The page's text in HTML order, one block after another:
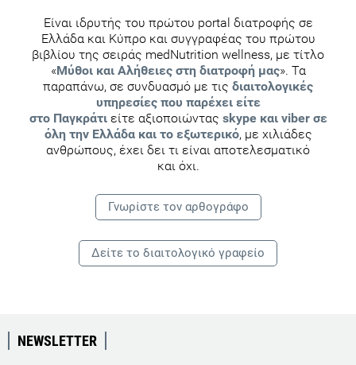
Είναι ιδρυτής του πρώτου portal διατροφής σε
Ελλάδα και Κύπρο και συγγραφέας του πρώτου
βιβλίου της σειράς medNutrition wellness, με τίτλο
«Μύθοι και Αλήθειες στη διατροφή μας». Τα
παραπάνω, σε συνδυασμό με τις διαιτολογικές
υπηρεσίες που παρέχει είτε
στο Παγκράτι είτε αξιοποιώντας skype και viber σε
όλη την Ελλάδα και το εξωτερικό, με χιλιάδες
ανθρώπους, έχει δει τι είναι αποτελεσματικό
και όχι.
Γνωρίστε τoν αρθογράφο
Δείτε το διαιτολογικό γραφείο
NEWSLETTER